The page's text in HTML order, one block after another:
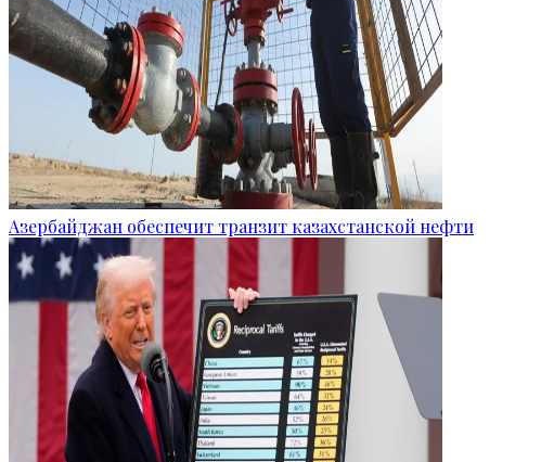
Азербайджан обеспечит транзит казахстанской нефти